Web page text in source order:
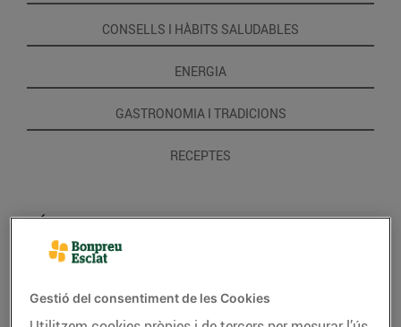
CONSELLS I HÀBITS SALUDABLES
ENERGIA
GASTRONOMIA I TRADICIONS
RECEPTES
Gestió del consentiment de les Cookies